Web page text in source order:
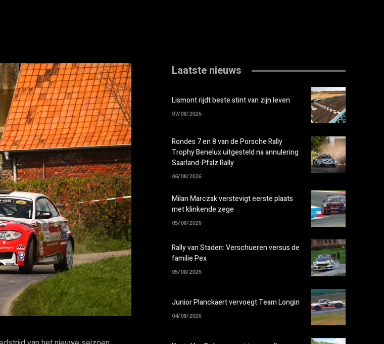
Laatste nieuws
Lismont rijdt beste stint van zijn leven
07/08/2026
Rondes 7 en 8 van de Porsche Rally
Trophy Benelux uitgesteld na annulering
Saarland-Pfalz Rally
06/08/2026
Milan Marczak verstevigt eerste plaats
met klinkende zege
05/08/2026
Rally van Staden: Verschueren versus de
familie Pex
05/08/2026
Junior Planckaert vervoegt Team Longin
04/08/2026